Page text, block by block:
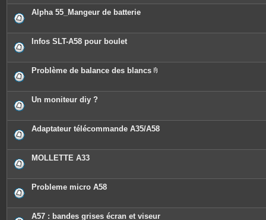
Alpha 55_Mangeur de batterie
Infos SLT-A58 pour boulet
Problème de balance des blancs
è
j
o
i
t
Un moniteur diy ?
Adaptateur télécommande A35/A58
MOLLETTE A33
Probleme micro A58
A57 : bandes grises écran et viseur